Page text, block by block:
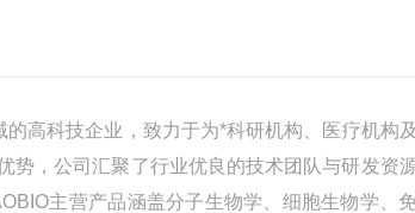
高科技企业，致力于为*科研机构、医疗机构
势，公司汇聚了行业优良的技术团队与研发资
主营产品涵盖分子生物学、细胞生物学、